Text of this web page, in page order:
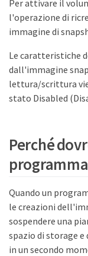
Per attivare il
l'operazione di
immagine di
Le caratteristiche
dall'immagine
lettura/scrittura
stato Disabled
Perché
Quando un
le creazioni
sospendere una
spazio di storage
in un secondo